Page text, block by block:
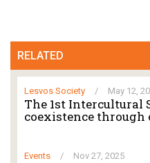
RELATED
Lesvos Society / May 12,
The 1st Intercultural
coexistence through
Events / Nov 27, 2025